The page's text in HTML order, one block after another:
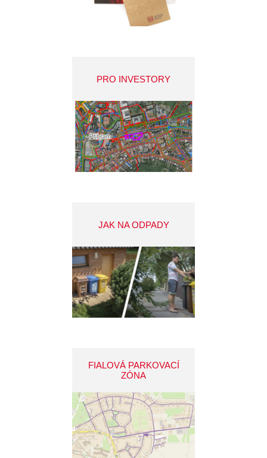
PRO INVESTORY
JAK NA ODPADY
FIALOVÁ PARKOVACÍ
ZÓNA